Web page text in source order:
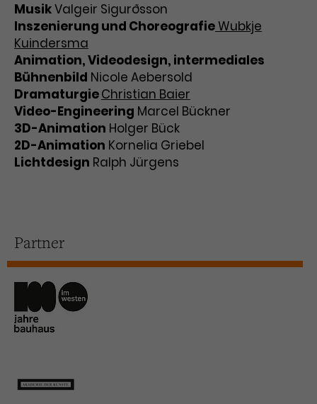
MusikValgeir Sigurðsson
Inszenierung und ChoreografieWubkje
Kuindersma
Animation, Videodesign, intermediales
Bühnenbild Nicole Aebersold
DramaturgieChristian Baier
Video-Engineering Marcel Bückner
3D-Animation Holger Bück
2D-Animation Kornelia Griebel
Lichtdesign Ralph Jürgens
Partner